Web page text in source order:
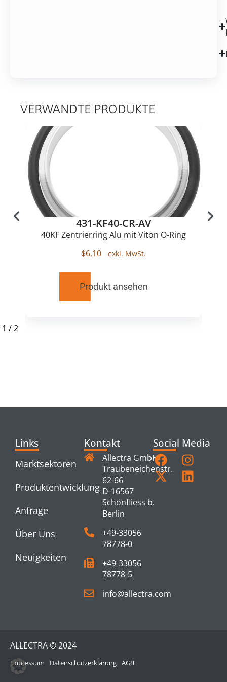
VERWANDTE PRODUKTE
431-KF40-CR-AV
40KF Zentrierring Alu mit Viton O-Ring
$6,10
Produkt ansehen
1 /2
Links
Marktsektoren
Produktentwicklung
Anfrage
Über Uns
Neuigkeiten
Kontakt
Allectra GmbH
Traubeneichenstr.
62-66
D-16567
Schönfliess b.
Berlin
+49-33056
78778-0
+49-33056
78778-5
info@allectra.com
Social Media
ALLECTRA © 2024
Impressum Datenschutzerklärung AGB